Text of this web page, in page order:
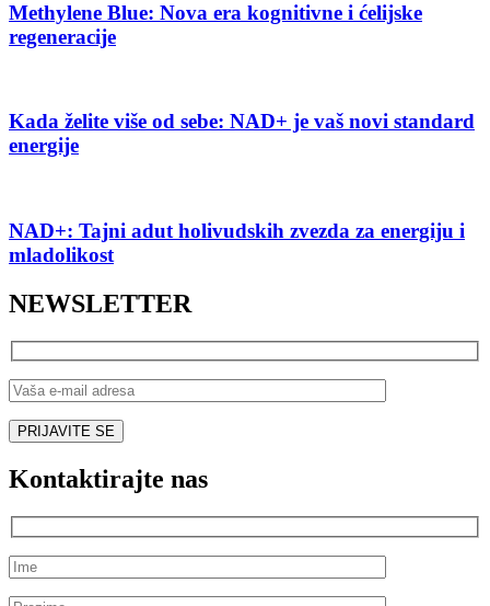
Methylene Blue: Nova era kognitivne i ćelijske
regeneracije
Kada želite više od sebe: NAD+ je vaš novi standard
energije
NAD+: Tajni adut holivudskih zvezda za energiju i
mladolikost
NEWSLETTER
Kontaktirajte nas